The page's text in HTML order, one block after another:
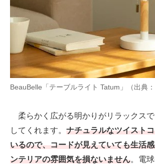
BeauBelle「テーブルライト Tatum」（出典：
柔らかく広がる明かりがリラックス
してくれます。 ナチュラルなツイスト
いるので、コードが見えていても生活
ンテリアの雰囲気を損ないません。電